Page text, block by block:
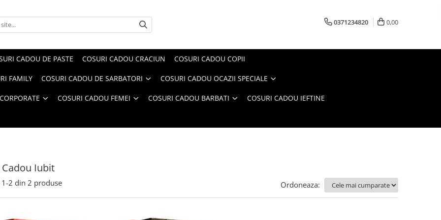
0371234820 0,00
CADOU DE PASTE COSURI CADOU CRACIUN COSURI CADOU COPII
FAMILY COSURI CADOU DE SARBATORI COSURI CADOU OCAZII SPECIALE
COSURI CADOU FEMEI COSURI CADOU BARBATI COSURI CADOU IEFTINE
Iubit
1-2 din 2 produse Ordoneaza: